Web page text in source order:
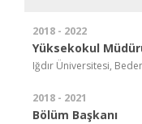
2018 - 2022
Yüksekokul
Iğdır Üniversitesi,
2018 - 2021
Bölüm Başkanı